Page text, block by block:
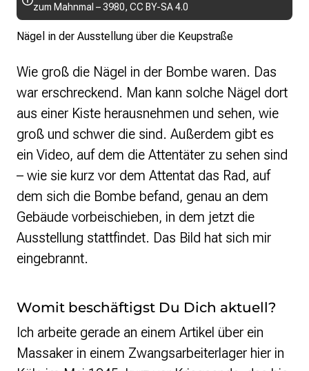
zum Mahnmal – 3980, CC BY-SA 4.0
Nägel in der Ausstellung über die Keupstraße
Wie groß die Nägel in der Bombe waren. Das
war erschreckend. Man kann solche Nägel dort
aus einer Kiste herausnehmen und sehen, wie
groß und schwer die sind. Außerdem gibt es
ein Video, auf dem die Attentäter zu sehen sind
– wie sie kurz vor dem Attentat das Rad, auf
dem sich die Bombe befand, genau an dem
Gebäude vorbeischieben, in dem jetzt die
Ausstellung stattfindet. Das Bild hat sich mir
eingebrannt.
Womit beschäftigst Du Dich aktuell?
Ich arbeite gerade an einem Artikel über ein
Massaker in einem Zwangsarbeiterlager hier in